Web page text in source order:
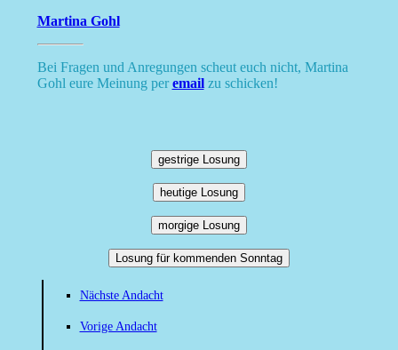
Martina Gohl
Bei Fragen und Anregungen scheut euch nicht, Martina
Gohl eure Meinung peremailzu schicken!
gestrige Losung
heutige Losung
morgige Losung
Losung für kommenden Sonntag
Nächste Andacht
Vorige Andacht